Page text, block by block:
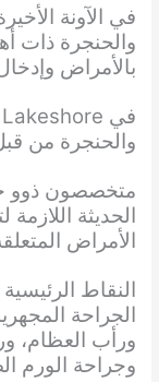
في الآونة
والحنجرة ذات
بالأمراض
والحنجرة من
متخصصون ذوو
الحديثة
الأمراض
النقاط
الجراحة
ورأب العظام،
وجراحة الورم